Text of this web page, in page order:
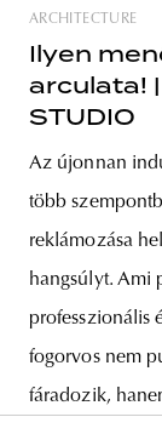
ARCHITECTURE
Ilyen
arculata! |
STUDIO
Az újonnan
több
reklámozása
hangsúlyt. Ami
professzionális
fogorvos nem
fáradozik,